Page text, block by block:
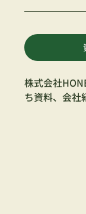
株式会社
ち資料、会社